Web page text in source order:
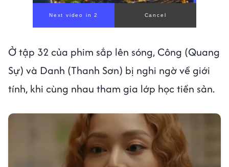
Ở tập 32 của phim sắp lên sóng, Công (Quang
Sự) và Danh (Thanh Sơn) bị nghi ngờ về giới
tính, khi cùng nhau tham gia lớp học tiền sản.